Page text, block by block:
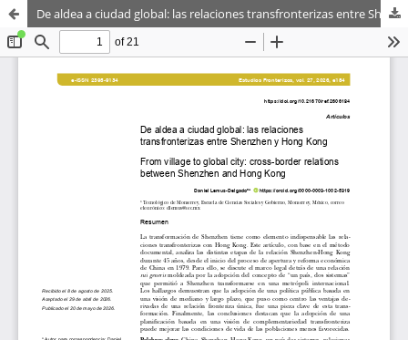
De aldea a ciudad global: las relaciones transfronterizas entre Shenzhen y Hong Kong